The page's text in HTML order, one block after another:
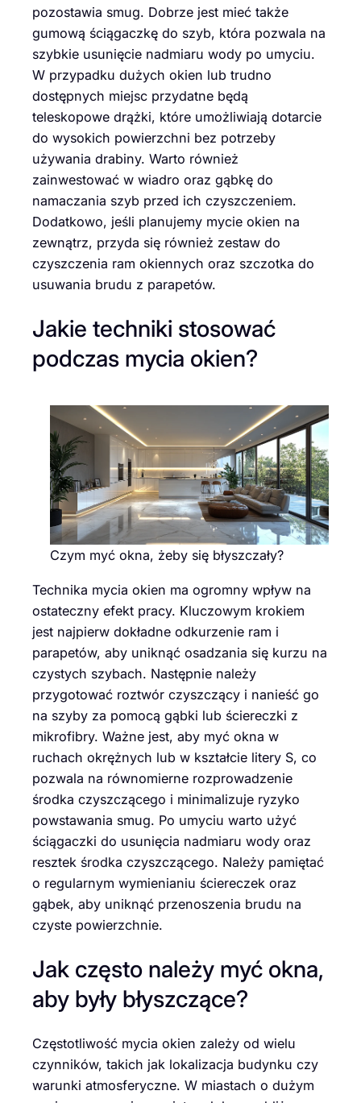
pozostawia smug. Dobrze jest mieć także
gumową ściągaczkę do szyb, która pozwala na
szybkie usunięcie nadmiaru wody po umyciu.
W przypadku dużych okien lub trudno
dostępnych miejsc przydatne będą
teleskopowe drążki, które umożliwiają dotarcie
do wysokich powierzchni bez potrzeby
używania drabiny. Warto również
zainwestować w wiadro oraz gąbkę do
namaczania szyb przed ich czyszczeniem.
Dodatkowo, jeśli planujemy mycie okien na
zewnątrz, przyda się również zestaw do
czyszczenia ram okiennych oraz szczotka do
usuwania brudu z parapetów.
Jakie techniki stosować
podczas mycia okien?
Czym myć okna, żeby się błyszczały?
Technika mycia okien ma ogromny wpływ na
ostateczny efekt pracy. Kluczowym krokiem
jest najpierw dokładne odkurzenie ram i
parapetów, aby uniknąć osadzania się kurzu na
czystych szybach. Następnie należy
przygotować roztwór czyszczący i nanieść go
na szyby za pomocą gąbki lub ściereczki z
mikrofibry. Ważne jest, aby myć okna w
ruchach okrężnych lub w kształcie litery S, co
pozwala na równomierne rozprowadzenie
środka czyszczącego i minimalizuje ryzyko
powstawania smug. Po umyciu warto użyć
ściągaczki do usunięcia nadmiaru wody oraz
resztek środka czyszczącego. Należy pamiętać
o regularnym wymienianiu ściereczek oraz
gąbek, aby uniknąć przenoszenia brudu na
czyste powierzchnie.
Jak często należy myć okna,
aby były błyszczące?
Częstotliwość mycia okien zależy od wielu
czynników, takich jak lokalizacja budynku czy
warunki atmosferyczne. W miastach o dużym